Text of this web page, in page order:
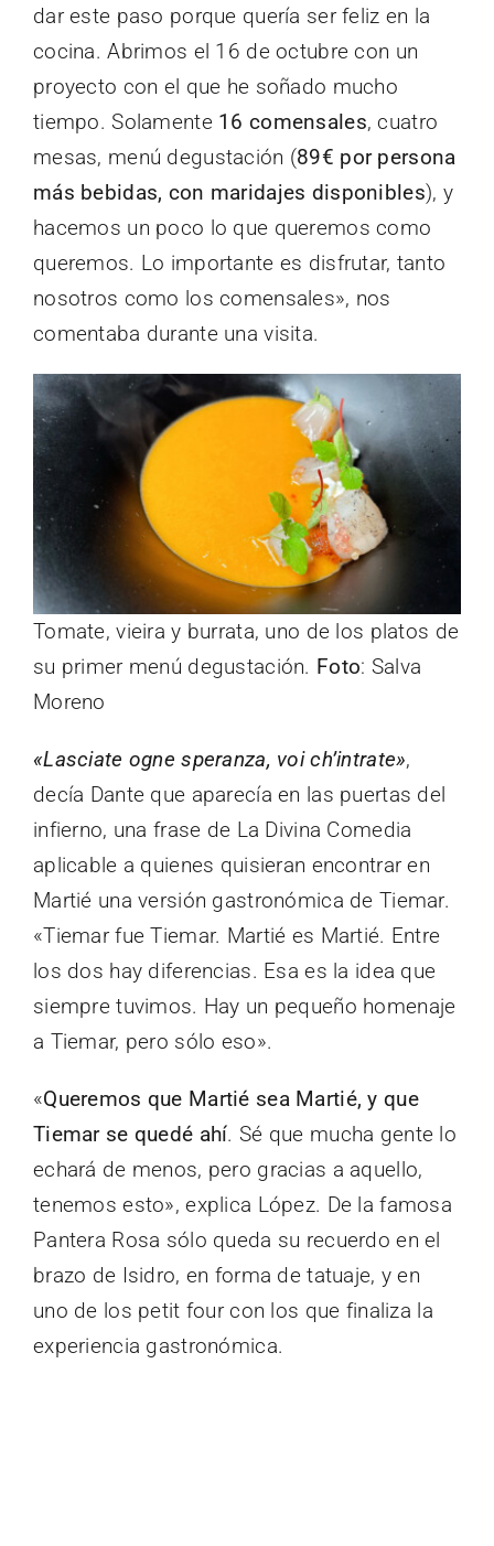
dar este paso porque quería ser feliz en la
cocina. Abrimos el 16 de octubre con un
proyecto con el que he soñado mucho
tiempo. Solamente16 comensales, cuatro
mesas, menú degustación (89€ por persona
más bebidas, con maridajes disponibles), y
hacemos un poco lo que queremos como
queremos. Lo importante es disfrutar, tanto
nosotros como los comensales», nos
comentaba durante una visita.
Tomate, vieira y burrata, uno de los platos de
su primer menú degustación. Foto: Salva
Moreno
«Lasciate ogne speranza, voi ch’intrate»,
decía Dante que aparecía en las puertas del
infierno, una frase de La Divina Comedia
aplicable a quienes quisieran encontrar en
Martié una versión gastronómica de Tiemar.
«Tiemar fue Tiemar. Martié es Martié. Entre
los dos hay diferencias. Esa es la idea que
siempre tuvimos. Hay un pequeño homenaje
a Tiemar, pero sólo eso».
«Queremos que Martié sea Martié, y que
Tiemar se quedé ahí. Sé que mucha gente lo
echará de menos, pero gracias a aquello,
tenemos esto», explica López. De la famosa
Pantera Rosa sólo queda su recuerdo en el
brazo de Isidro, en forma de tatuaje, y en
uno de los petit four con los que finaliza la
experiencia gastronómica.